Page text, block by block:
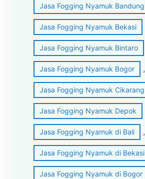
Jasa Fogging Nyamuk Bandung
Jasa Fogging Nyamuk Bekasi
Jasa Fogging Nyamuk Bintaro
Jasa Fogging Nyamuk Bogor ,
Jasa Fogging Nyamuk Cikarang
Jasa Fogging Nyamuk Depok
Jasa Fogging Nyamuk di Bali ,
Jasa Fogging Nyamuk di Bekasi
Jasa Fogging Nyamuk di Bogor